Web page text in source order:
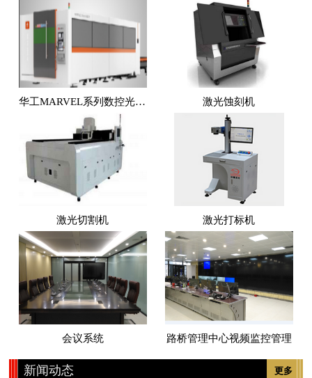
华工MARVEL系列数控光纤激光切割机 激光蚀刻机
激光切割机 激光打标机
会议系统 路桥管理中心视频监控管理
更多
新闻动态